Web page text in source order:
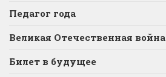
Педагог года
Великая Отечественная война
Билет в будущее